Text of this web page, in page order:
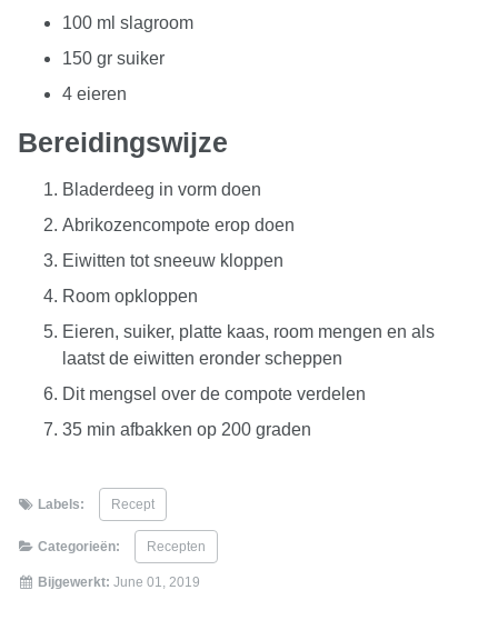
100 ml slagroom
150 gr suiker
4 eieren
Bereidingswijze
Bladerdeeg in vorm doen
Abrikozencompote erop doen
Eiwitten tot sneeuw kloppen
Room opkloppen
Eieren, suiker, platte kaas, room mengen en als
laatst de eiwitten eronder scheppen
Dit mengsel over de compote verdelen
35 min afbakken op 200 graden
Labels: Recept
Categorieën: Recepten
Bijgewerkt: June 01, 2019